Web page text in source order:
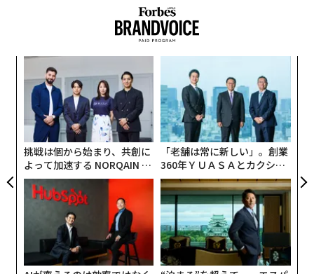
挑戦は個から始まり、共創に
よって加速する NORQAIN JA
PAN 特別座談会
「老舗は常に新しい」。創業
360年ＹＵＡＳＡとカクシン
CEO田尻望が語る、AIを超え
る人の価値